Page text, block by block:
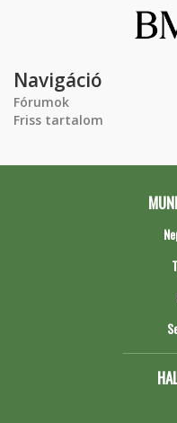
Navigáció
Fórumok
Friss tartalom